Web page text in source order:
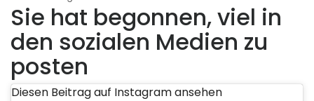
Sie hat begonnen, viel in
den sozialen Medien zu
posten
Diesen Beitrag auf Instagram ansehen